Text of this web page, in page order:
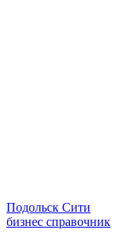
Подольск Сити
бизнес справочник